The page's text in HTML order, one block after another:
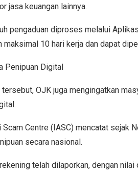
jasa keuangan lainnya.
pengaduan diproses melalui
10 hari kerja dan dapat
Penipuan Digital
OJK juga mengingatkan
Scam Centre (IASC) mencatat
secara nasional.
telah dilaporkan, dengan